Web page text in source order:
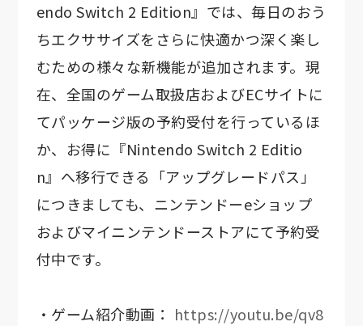
endo Switch 2 Edition』では、毎日のおう
ちエクササイズをさらに快適かつ深く楽し
むための様々な新機能が追加されます。現
在、全国のゲーム取扱店およびECサイトに
てパッケージ版の予約受付を行っているほ
か、お得に『Nintendo Switch 2 Editio
n』へ移行できる「アップグレードパス」
につきましても、ニンテンドーeショップ
およびマイニンテンドーストアにて予約受
付中です。
・ゲーム紹介動画： https://youtu.be/qv8